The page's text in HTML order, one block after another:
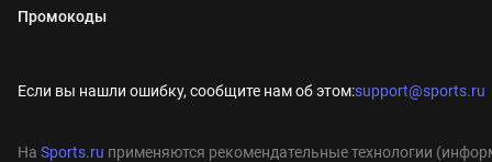
Промокоды
Если вы нашли ошибку, сообщите нам об этом:support@sports.ru
На Sports.ru применяются рекомендательные технологии